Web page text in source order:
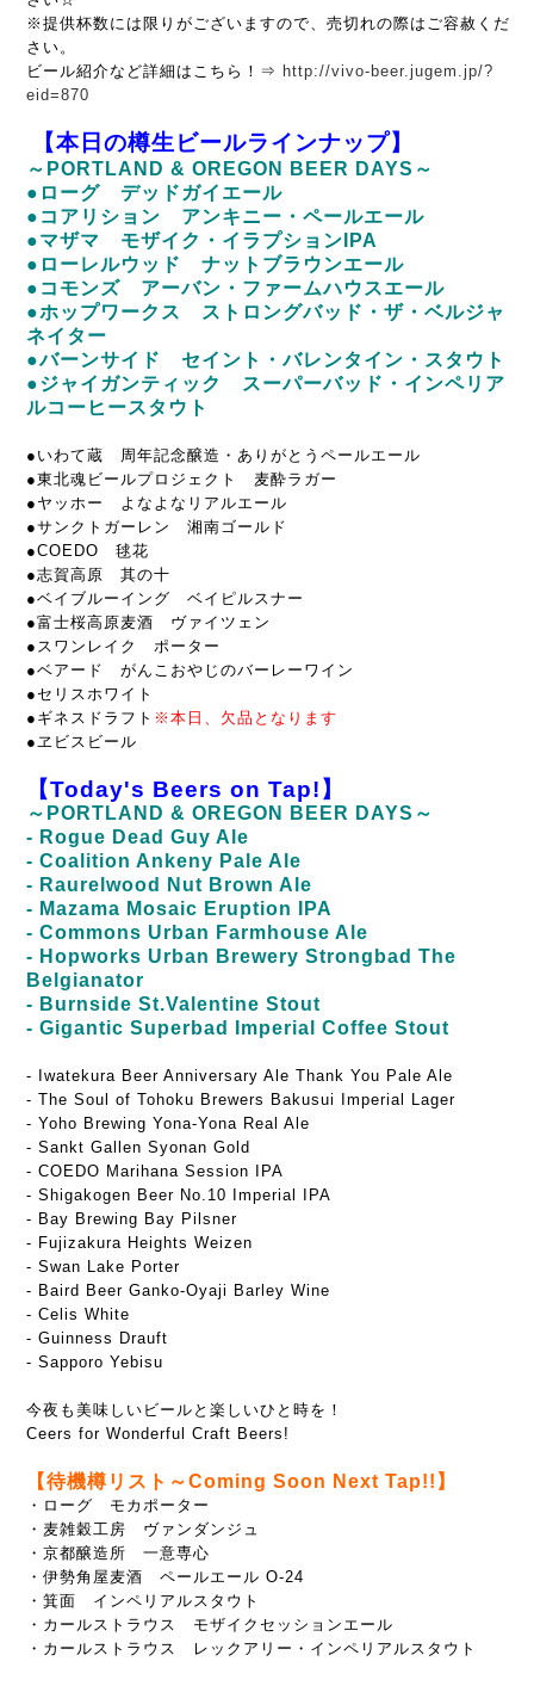
※提供杯数には限りがございますので、売切れの際はご容赦くだ
さい。
ビール紹介など詳細はこちら！⇒ http://vivo-beer.jugem.jp/?
eid=870
【本日の樽生ビールラインナップ】
～PORTLAND & OREGON BEER DAYS～
●ローグ デッドガイエール
●コアリション アンキニー・ペールエール
●マザマ モザイク・イラプションIPA
●ローレルウッド ナットブラウンエール
●コモンズ アーバン・ファームハウスエール
●ホップワークス ストロングバッド・ザ・ベルジャ
ネイター
●バーンサイド セイント・バレンタイン・スタウト
●ジャイガンティック スーパーバッド・インペリア
ルコーヒースタウト
●いわて蔵 周年記念醸造・ありがとうペールエール
●東北魂ビールプロジェクト 麦酔ラガー
●ヤッホー よなよなリアルエール
●サンクトガーレン 湘南ゴールド
●COEDO 毬花
●志賀高原 其の十
●ベイブルーイング ベイピルスナー
●富士桜高原麦酒 ヴァイツェン
●スワンレイク ポーター
●ベアード がんこおやじのバーレーワイン
●セリスホワイト
●ギネスドラフト ※本日、欠品となります
●ヱビスビール
【Today's Beers on Tap!】
～PORTLAND & OREGON BEER DAYS～
- Rogue Dead Guy Ale
- Coalition Ankeny Pale Ale
- Raurelwood Nut Brown Ale
- Mazama Mosaic Eruption IPA
- Commons Urban Farmhouse Ale
- Hopworks Urban Brewery Strongbad The
Belgianator
- Burnside St.Valentine Stout
- Gigantic Superbad Imperial Coffee Stout
- Iwatekura Beer Anniversary Ale Thank You Pale Ale
- The Soul of Tohoku Brewers Bakusui Imperial Lager
- Yoho Brewing Yona-Yona Real Ale
- Sankt Gallen Syonan Gold
- COEDO Marihana Session IPA
- Shigakogen Beer No.10 Imperial IPA
- Bay Brewing Bay Pilsner
- Fujizakura Heights Weizen
- Swan Lake Porter
- Baird Beer Ganko-Oyaji Barley Wine
- Celis White
- Guinness Drauft
- Sapporo Yebisu
今夜も美味しいビールと楽しいひと時を！
Ceers for Wonderful Craft Beers!
【待機樽リスト～Coming Soon Next Tap!!】
・ローグ モカポーター
・麦雑穀工房 ヴァンダンジュ
・京都醸造所 一意専心
・伊勢角屋麦酒 ペールエール O-24
・箕面 インペリアルスタウト
・カールストラウス モザイクセッションエール
・カールストラウス レックアリー・インペリアルスタウト